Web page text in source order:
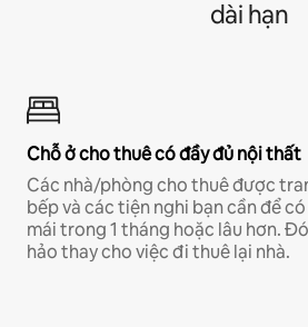
dài hạn
Chỗ ở cho thuê có đầy đủ nội thất
Các nhà/phòng cho thuê được
bếp và các tiện nghi bạn cần để
mái trong 1 tháng hoặc lâu hơn.
hảo thay cho việc đi thuê lại nhà.